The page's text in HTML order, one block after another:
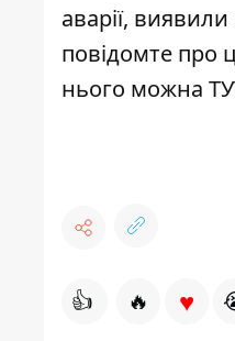
аварії,
повідомте про
нього можна
👍 🔥 ♥